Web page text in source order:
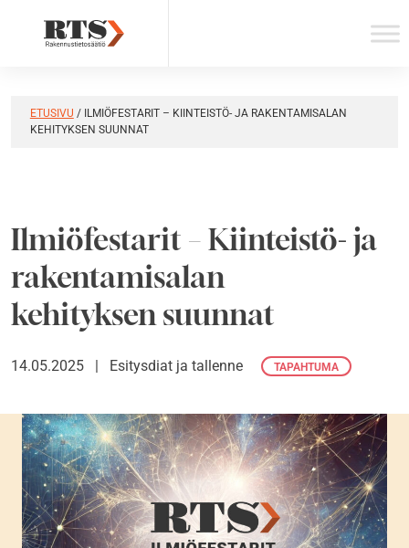
ETUSIVU / ILMIÖFESTARIT – KIINTEISTÖ- JA RAKENTAMISALAN
KEHITYKSEN SUUNNAT
Ilmiöfestarit – Kiinteistö- ja
rakentamisalan
kehityksen suunnat
14.05.2025 | Esitysdiat ja tallenne TAPAHTUMA